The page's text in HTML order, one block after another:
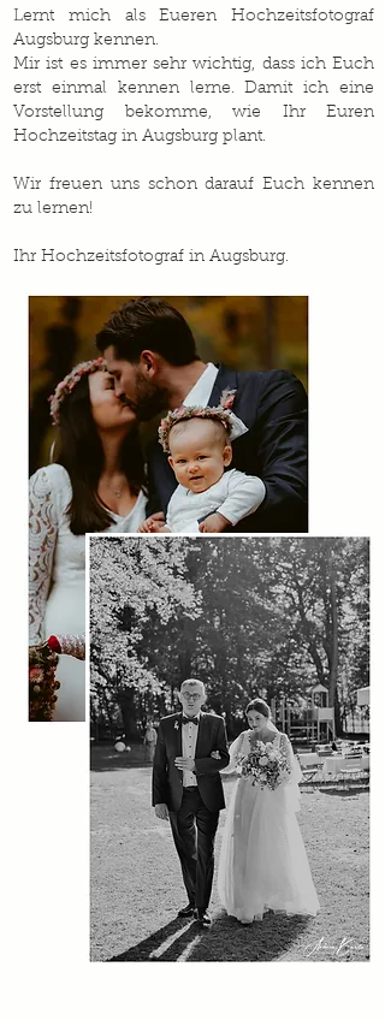
Lernt mich als Eueren Hochzeitsfotograf
Augsburg kennen.
Mir ist es immer sehr wichtig, dass ich Euch
erst einmal kennen lerne. Damit ich eine
Vorstellung bekomme, wie Ihr Euren
Hochzeitstag in Augsburg plant.
Wir freuen uns schon darauf Euch kennen
zu lernen!
Ihr Hochzeitsfotograf in Augsburg.